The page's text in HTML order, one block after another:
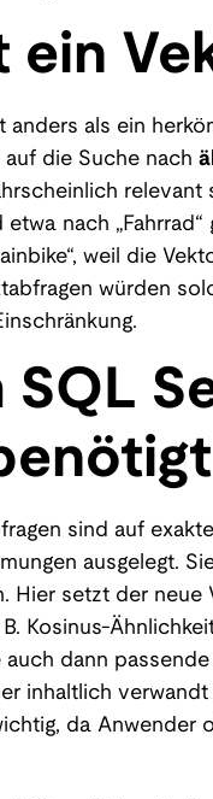
ein
anders als ein
die Suche nach
nach
weil die
würden
SQL
sind auf
ausgelegt.
Hier setzt der
B. Kosinus-
auch dann
inhaltlich
da